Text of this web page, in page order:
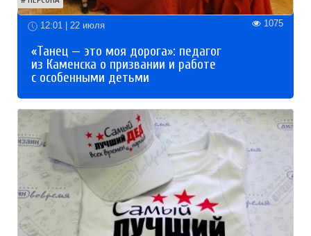
12:01 | 22 июля 1075
«Танец — это моя дорога»: педагог
из Каменска о призвании и работе
с особенными детьми